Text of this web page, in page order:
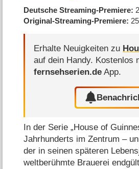
Deutsche Streaming-Premiere
Original-Streaming-Premiere
Erhalte Neuigkeiten zu
auf dein Handy. Kostenlos
fernsehserien.de App.
In der Serie „House of
Jahrhunderts im Zentrum –
der in seinen späteren
weltberühmte Brauerei